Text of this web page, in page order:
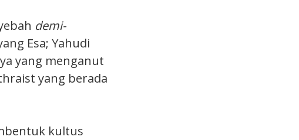
demi-
Esa; Yahudi
yang menganut
yang berada
kultus